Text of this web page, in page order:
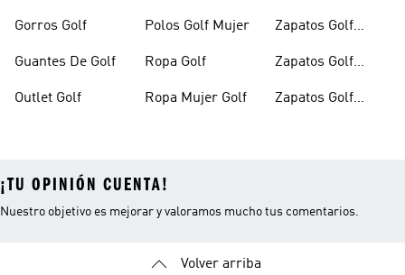
Gorros Golf
Guantes De Golf
Outlet Golf
Polos Golf Mujer
Ropa Golf
Ropa Mujer Golf
Zapatos Golf
Zapatos Golf
Zapatos Golf
¡TU OPINIÓN CUENTA!
Nuestro objetivo es mejorar y valoramos mucho tus comentarios.
Volver arriba